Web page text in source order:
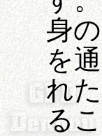
身
を
れ
る